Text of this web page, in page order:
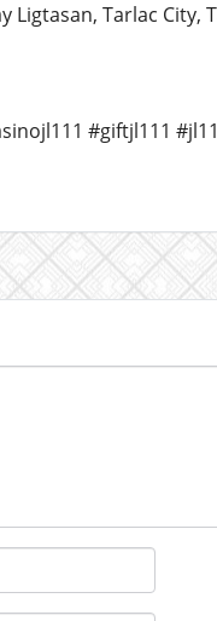
Ligtasan, Tarlac City,
#giftjl111